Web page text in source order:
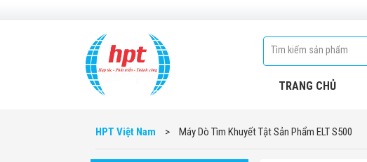
TRANG CHỦ
HPT Việt Nam > Máy Dò Tìm Khuyết Tật Sản Phẩm ELT S500